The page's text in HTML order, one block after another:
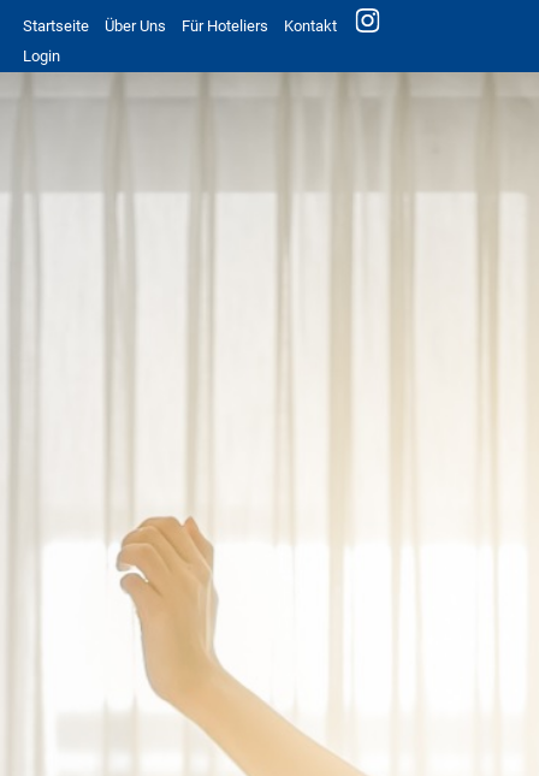
Startseite Über Uns Für Hoteliers
Kontakt
Login